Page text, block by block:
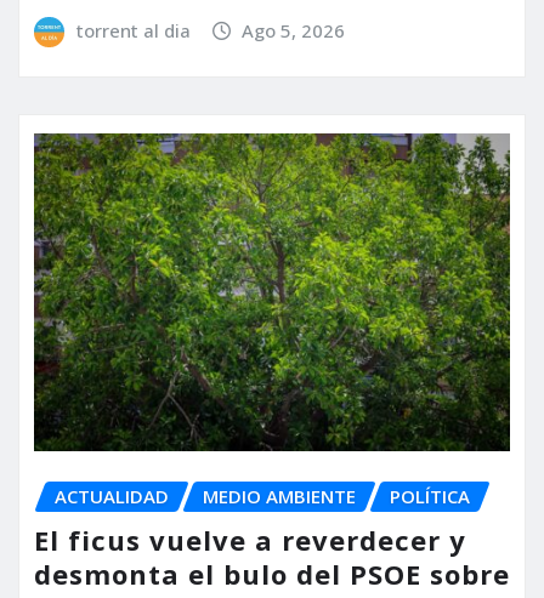
torrent al dia Ago 5, 2026
ACTUALIDAD MEDIO AMBIENTE POLÍTICA
El ficus vuelve a reverdecer y
desmonta el bulo del PSOE sobre